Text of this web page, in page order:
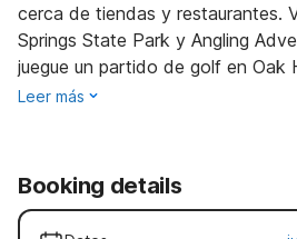
cerca de tiendas y restaurantes.
Springs State Park y Angling
juegue un partido de golf en Oak
Leer más
Booking details